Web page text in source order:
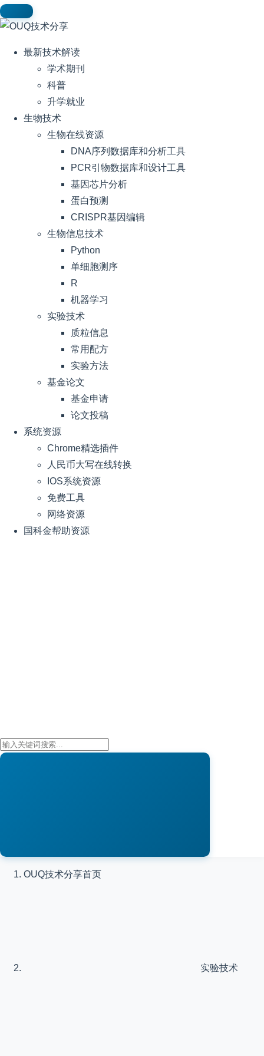
最新技术解读
学术期刊
科普
升学就业
生物技术
生物在线资源
DNA序列数据库和分析工具
PCR引物数据库和设计工具
基因芯片分析
蛋白预测
CRISPR基因编辑
生物信息技术
Python
单细胞测序
R
机器学习
实验技术
质粒信息
常用配方
实验方法
基金论文
基金申请
论文投稿
系统资源
Chrome精选插件
人民币大写在线转换
IOS系统资源
免费工具
网络资源
国科金帮助资源
OUQ技术分享首页
实验技术